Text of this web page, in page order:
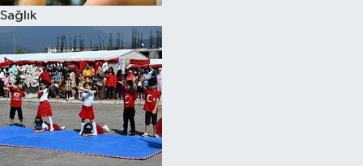
Sağlık